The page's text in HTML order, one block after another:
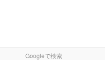
Googleで検索